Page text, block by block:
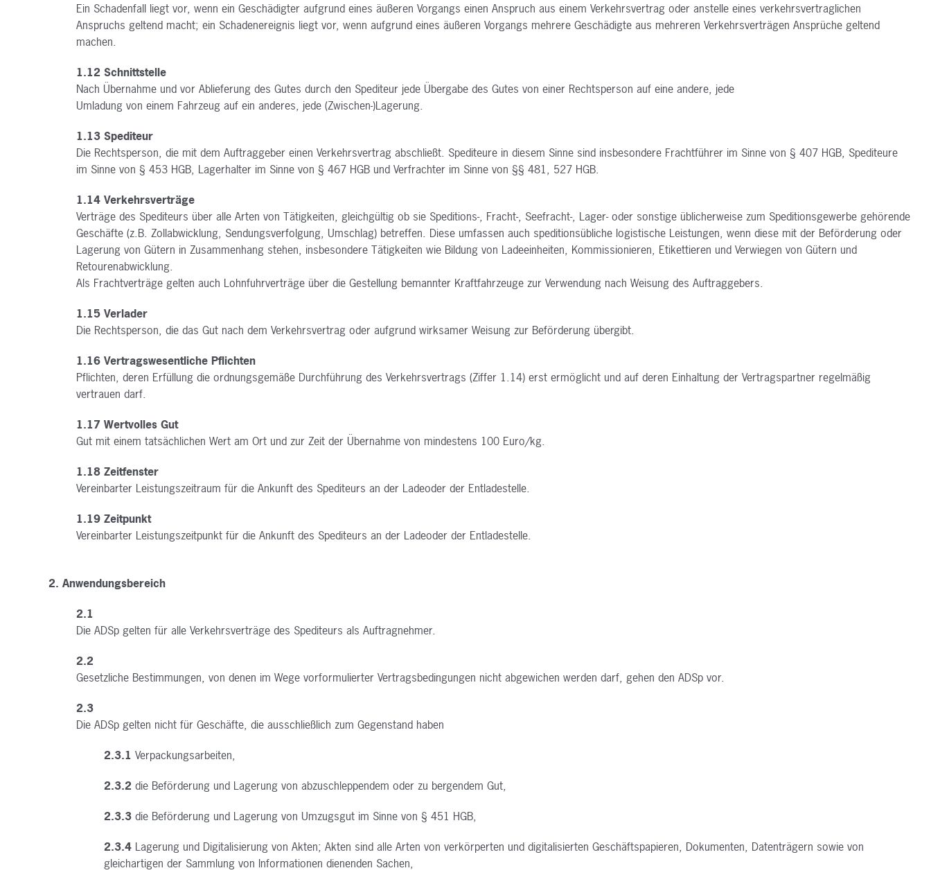
Ein Schadenfall liegt vor, wenn ein Geschädigter aufgrund eines äußeren Vorgangs einen Anspruch aus einem Verkehrsvertrag oder anstelle eines verkehrsvertraglichen
Anspruchs geltend macht; ein Schadenereignis liegt vor, wenn aufgrund eines äußeren Vorgangs mehrere Geschädigte aus mehreren Verkehrsverträgen Ansprüche geltend
machen.
1.12 Schnittstelle
Nach Übernahme und vor Ablieferung des Gutes durch den Spediteur jede Übergabe des Gutes von einer Rechtsperson auf eine andere, jede
Umladung von einem Fahrzeug auf ein anderes, jede (Zwischen-)Lagerung.
1.13 Spediteur
Die Rechtsperson, die mit dem Auftraggeber einen Verkehrsvertrag abschließt. Spediteure in diesem Sinne sind insbesondere Frachtführer im Sinne von § 407 HGB, Spediteure
im Sinne von § 453 HGB, Lagerhalter im Sinne von § 467 HGB und Verfrachter im Sinne von §§ 481, 527 HGB.
1.14 Verkehrsverträge
Verträge des Spediteurs über alle Arten von Tätigkeiten, gleichgültig ob sie Speditions-, Fracht-, Seefracht-, Lager- oder sonstige üblicherweise zum Speditionsgewerbe gehörende
Geschäfte (z.B. Zollabwicklung, Sendungsverfolgung, Umschlag) betreffen. Diese umfassen auch speditionsübliche logistische Leistungen, wenn diese mit der Beförderung oder
Lagerung von Gütern in Zusammenhang stehen, insbesondere Tätigkeiten wie Bildung von Ladeeinheiten, Kommissionieren, Etikettieren und Verwiegen von Gütern und
Retourenabwicklung.
Als Frachtverträge gelten auch Lohnfuhrverträge über die Gestellung bemannter Kraftfahrzeuge zur Verwendung nach Weisung des Auftraggebers.
1.15 Verlader
Die Rechtsperson, die das Gut nach dem Verkehrsvertrag oder aufgrund wirksamer Weisung zur Beförderung übergibt.
1.16 Vertragswesentliche Pflichten
Pflichten, deren Erfüllung die ordnungsgemäße Durchführung des Verkehrsvertrags (Ziffer 1.14) erst ermöglicht und auf deren Einhaltung der Vertragspartner regelmäßig
vertrauen darf.
1.17 Wertvolles Gut
Gut mit einem tatsächlichen Wert am Ort und zur Zeit der Übernahme von mindestens 100 Euro/kg.
1.18 Zeitfenster
Vereinbarter Leistungszeitraum für die Ankunft des Spediteurs an der Ladeoder der Entladestelle.
1.19 Zeitpunkt
Vereinbarter Leistungszeitpunkt für die Ankunft des Spediteurs an der Ladeoder der Entladestelle.
2. Anwendungsbereich
2.1
Die ADSp gelten für alle Verkehrsverträge des Spediteurs als Auftragnehmer.
2.2
Gesetzliche Bestimmungen, von denen im Wege vorformulierter Vertragsbedingungen nicht abgewichen werden darf, gehen den ADSp vor.
2.3
Die ADSp gelten nicht für Geschäfte, die ausschließlich zum Gegenstand haben
2.3.1 Verpackungsarbeiten,
2.3.2 die Beförderung und Lagerung von abzuschleppendem oder zu bergendem Gut,
2.3.3 die Beförderung und Lagerung von Umzugsgut im Sinne von § 451 HGB,
2.3.4 Lagerung und Digitalisierung von Akten; Akten sind alle Arten von verkörperten und digitalisierten Geschäftspapieren, Dokumenten, Datenträgern sowie von
gleichartigen der Sammlung von Informationen dienenden Sachen,